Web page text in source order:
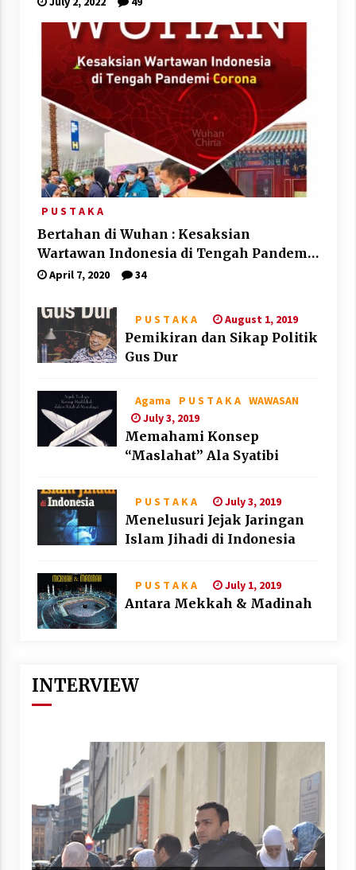
P U S T A K A
Bertahan di Wuhan : Kesaksian
Wartawan Indonesia di Tengah Pandemi
Corona
April 7, 2020 34
P U S T A K A August 1, 2019
Pemikiran dan Sikap Politik
Gus Dur
Agama P U S T A K A WAWASAN
July 3, 2019
Memahami Konsep
“Maslahat” Ala Syatibi
P U S T A K A July 3, 2019
Menelusuri Jejak Jaringan
Islam Jihadi di Indonesia
P U S T A K A July 1, 2019
Antara Mekkah & Madinah
INTERVIEW